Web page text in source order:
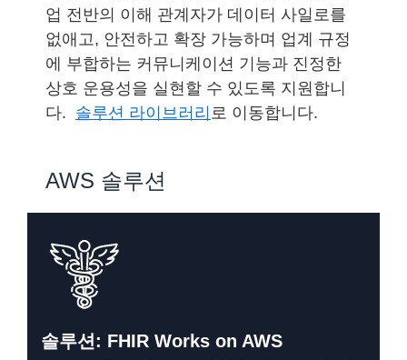
업 전반의 이해 관계자가 데이터 사일로를
없애고, 안전하고 확장 가능하며 업계 규정
에 부합하는 커뮤니케이션 기능과 진정한
상호 운용성을 실현할 수 있도록 지원합니
다. 솔루션 라이브러리 로 이동합니다.
AWS 솔루션
솔루션: FHIR Works on AWS